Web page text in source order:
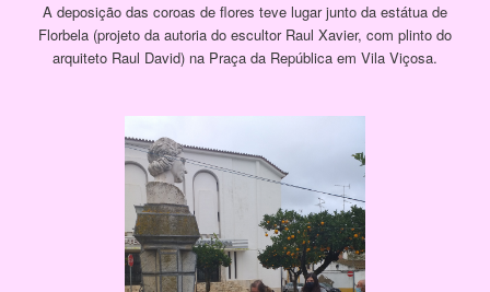
A deposição das coroas de flores teve lugar junto da estátua de
Florbela (projeto da autoria do escultor Raul Xavier, com plinto do
arquiteto Raul David) na Praça da República em Vila Viçosa.